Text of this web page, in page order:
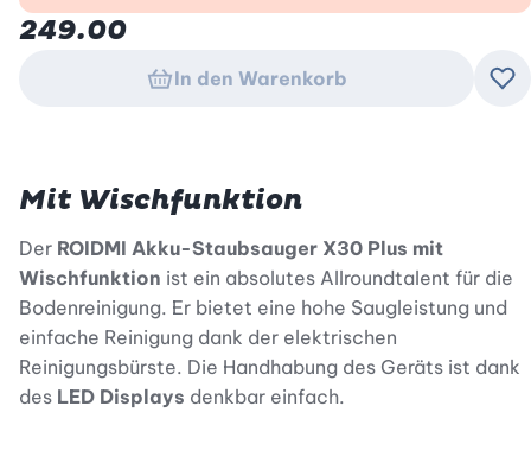
249.00
In den Warenkorb
Mit Wischfunktion
Der ROIDMI Akku-Staubsauger X30 Plus mit
Wischfunktion ist ein absolutes Allroundtalent für die
Bodenreinigung. Er bietet eine hohe Saugleistung und
einfache Reinigung dank der elektrischen
Reinigungsbürste. Die Handhabung des Geräts ist dank
des LED Displays denkbar einfach.